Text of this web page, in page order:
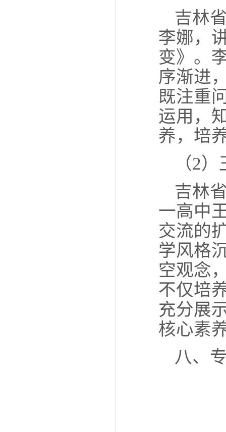
吉林
李娜，
变》。
序渐进
既注重
运用，
养，培
（2
吉林
一高中
交流的
学风格
空观念
不仅培
充分展
核心素
八、